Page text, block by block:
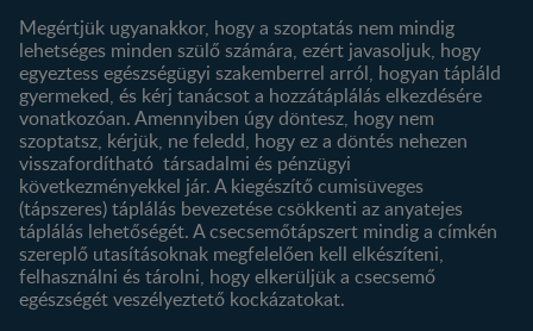
Megértjük ugyanakkor, hogy a szoptatás nem mindig
lehetséges minden szülő számára, ezért javasoljuk, hogy
egyeztess egészségügyi szakemberrel arról, hogyan tápláld
gyermeked, és kérj tanácsot a hozzátáplálás elkezdésére
vonatkozóan. Amennyiben úgy döntesz, hogy nem
szoptatsz, kérjük, ne feledd, hogy ez a döntés nehezen
visszafordítható társadalmi és pénzügyi
következményekkel jár. A kiegészítő cumisüveges
(tápszeres) táplálás bevezetése csökkenti az anyatejes
táplálás lehetőségét. A csecsemőtápszert mindig a címkén
szereplő utasításoknak megfelelően kell elkészíteni,
felhasználni és tárolni, hogy elkerüljük a csecsemő
egészségét veszélyeztető kockázatokat.